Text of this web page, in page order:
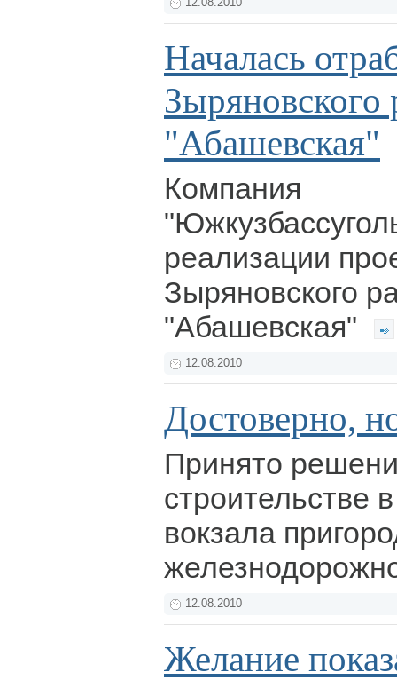
12.08.2010
Началась
"Абашевская"
Компания
реализации
Зыряновского
"Абашевская"
12.08.2010
Достоверно,
Принято
строительстве
вокзала
12.08.2010
Желание